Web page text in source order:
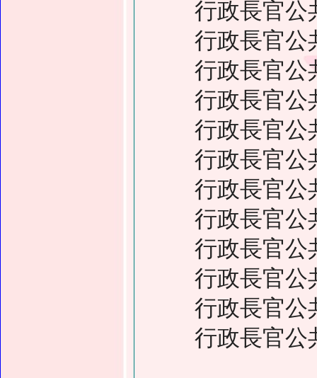
行政長官
行政長官
行政長官
行政長官
行政長官
行政長官
行政長官
行政長官
行政長官
行政長官
行政長官
行政長官